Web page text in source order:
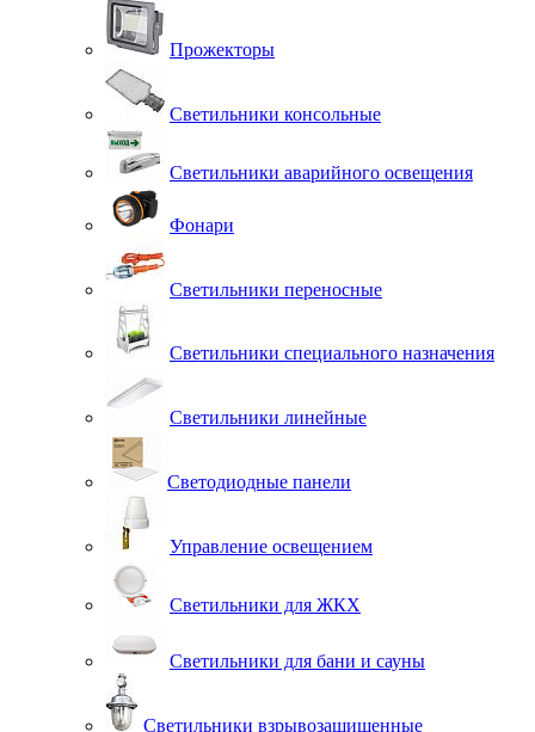
Прожекторы
Светильники консольные
Светильники аварийного освещения
Фонари
Светильники переносные
Светильники специального назначения
Светильники линейные
Светодиодные панели
Управление освещением
Светильники для ЖКХ
Светильники для бани и сауны
Светильники взрывозащищенные